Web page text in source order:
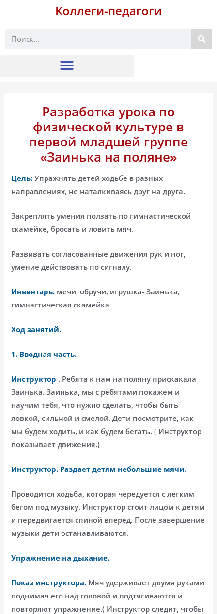
Коллеги-педагоги
Поиск
Разработка урока по
физической культуре в
первой младшей группе
«Заинька на поляне»
Цель: Упражнять детей ходьбе в разных
направлениях, не наталкиваясь друг на друга.
Закреплять умения ползать по гимнастической
скамейке, бросать и ловить мяч.
Развивать согласованные движения рук и ног,
умение действовать по сигналу.
Инвентарь: мечи, обручи, игрушка- Заинька,
гимнастическая скамейка.
Ход занятий.
1. Вводная часть.
Инструктор . Ребята к нам на поляну прискакала
Заинька. Заинька, мы с ребятами покажем и
научим тебя, что нужно сделать, чтобы быть
ловкой, сильной и смелой. Дети посмотрите, как
мы будем ходить, и как будем бегать. ( Инструктор
показывает движения.)
Инструктор. Раздает детям небольшие мячи.
Проводится ходьба, которая чередуется с легким
бегом под музыку. Инструктор стоит лицом к детям
и передвигается спиной вперед. После завершение
музыки дети останавливаются.
Упражнение на дыхание.
Показ инструктора. Мяч удерживает двумя руками
поднимая его над головой и подтягиваются и
повторяют упражнение.( Инструктор следит, чтобы